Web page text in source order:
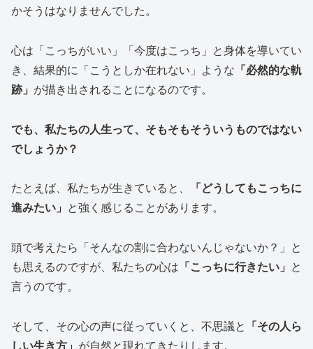
かそうはなりませんでした。
心は「こっちがいい」「今度はこっち」と身体を導いてい
き、結果的に「こうとしか在れない」ような 「必然的な軌
跡」 が描き出されることになるのです。
でも、私たちの人生って、そもそもそういうものではない
でしょうか？
たとえば、私たちが生きていると、
「どうしてもこっちに
進みたい」
と強く感じることがあります。
頭で考えたら「そんなの割に合わないんじゃないか？」と
も思えるのですが、私たちの心は 「こっちに行きたい」
と
言うのです。
そして、その心の声に従っていくと、不思議と
「その人ら
しい生き方」 が自然と現れてきたりします。